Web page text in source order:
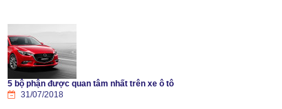
5 bộ phận được quan tâm nhất trên xe ô tô
31/07/2018